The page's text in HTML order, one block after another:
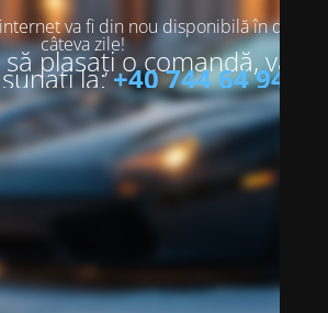
va fi din nou disponibilă în doar
câteva zile!
plasați o comandă, vă
la:+40 744 64 94 13